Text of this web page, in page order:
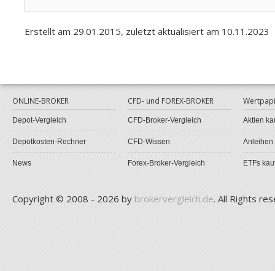
Erstellt am 29.01.2015, zuletzt aktualisiert am 10.11.2023
ONLINE-BROKER
Depot-Vergleich
Depotkosten-Rechner
News
CFD- und FOREX-BROKER
CFD-Broker-Vergleich
CFD-Wissen
Forex-Broker-Vergleich
Aktien
Anleihen
ETFs
Copyright © 2008 - 2026 by brokervergleich.de. All Rights